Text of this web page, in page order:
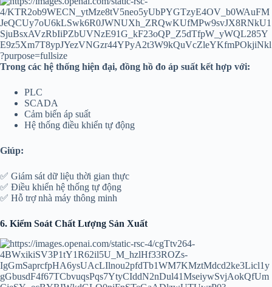
Trong các hệ thống hiện đại, đồng hồ đo áp suất kết hợp với:
PLC
SCADA
Cảm biến áp suất
Hệ thống điều khiển tự động
Giúp:
✅ Giám sát dữ liệu thời gian thực
✅ Điều khiển hệ thống tự động
✅ Hỗ trợ nhà máy thông minh
6. Kiểm Soát Chất Lượng Sản Xuất